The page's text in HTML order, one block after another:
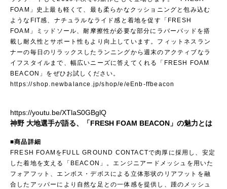
FOAM」史上最も軽くて、最も柔らかなクッショニングと包み込む
ようなFIT感、ナチュラルなライド感と着地を促す「FRESH
FOAM」ミッドソール、耐摩擦性が必要な部分にラバーパッドを搭
載し耐久性とサポート性もより向上しています。フィットネスラン
ナーの毎日のリラックスしたランニングから週末のアクティブなラ
イフスタイルまで、幅広いニーズに答えてくれる「FRESH FOAM
BEACON」をぜひお試しください。
https://shop.newbalance.jp/shop/e/eEnb-ffbeacon
https://youtu.be/XTlaS0GBglQ
神野 大地選手が語る、「FRESH FOAM BEACON」の魅力とは
■商品詳細
FRESH FOAMをFULL GROUND CONTACTで肉厚に採用し、安定
した着地を支える「BEACON」。エンジニアードメッシュを用いた
フォアフット、エンボス・デボスによる立体形状のリアフットを融
合したアッパーにより自然な足との一体感を提供し、踵のメッシュ